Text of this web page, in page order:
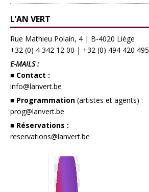
L’AN VERT
Rue Mathieu Polain, 4 | B-4020 Liège
+32 (0) 4 342 12 00 | +32 (0) 494 420 495
E-MAILS :
■ Contact :
info@lanvert.be
■ Programmation (artistes et agents) :
prog@lanvert.be
■ Réservations :
reservations@lanvert.be